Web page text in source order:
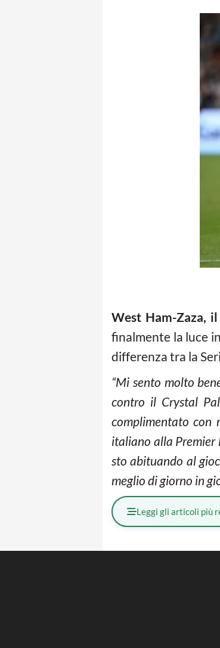
West Ham-Zaza,
finalmente la luce
differenza tra la
“Mi sento molto
contro il Crystal
complimentato con
italiano alla Premier
sto abituando al
meglio di giorno in
Leggi gli articoli più